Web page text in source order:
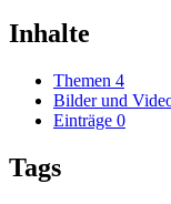
Inhalte
Themen 4
Bilder und
Einträge 0
Tags